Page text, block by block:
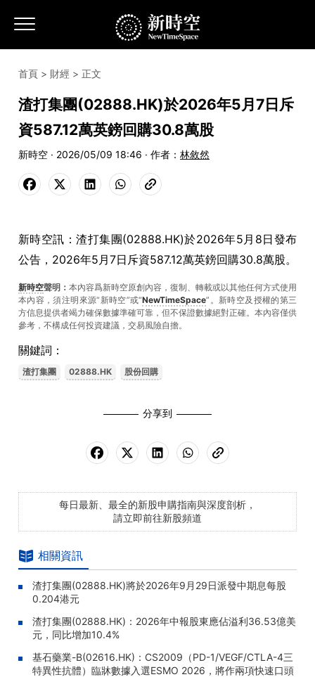
首頁 > 財經 > 正文
渣打集團(02888.HK)於2026年5月7日斥
資587.12萬英鎊回購30.8萬股
新時空 · 2026/05/09 18:46 · 作者： 林敘然
新時空訊：渣打集團(02888.HK)於2026年5月8日發布
公告，2026年5月7日斥資587.12萬英鎊回購30.8萬股。
新時空聲明： 本內容爲新時空原創內容，復制、轉載或以其他任何方式使用
本內容，須注明來源“新時空”或“NewTimeSpace”。新時空及授權的第三
方信息提供者竭力確保數據準確可靠，但不保證數據絕對正確。本內容僅供
參考，不構成任何投資建議，交易風險自擔。
關鍵詞：
渣打集團 02888.HK 股份回購
分享到
每日最新、最全的新股申購指南與深度剖析，
請立即前往新股頻道
相關資訊
渣打集團(02888.HK)將於2026年9月29日派發中期息每股
0.204港元
渣打集團(02888.HK)：2026年中報股東應佔溢利36.53億美
元，同比增加10.4%
基石藥業-B(02616.HK)：CS2009（PD-1/VEGF/CTLA-4三
特異性抗體）臨牀數據入選ESMO 2026，將作兩項快速口頭